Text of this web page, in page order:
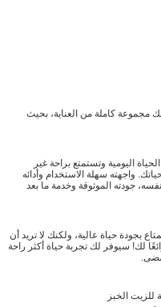
مجموعة كاملة من العناية، بحيث
اليومية وتستمتع براحة غير
واجهته سهلة الاستخدام وأدائه
جودته الموثوقة وخدمة ما بعد
بجودة حياة عالية، ولكنك لا تريد أن
لك! سيوفر لك تجربة حياة أكثر راحة
مضى.